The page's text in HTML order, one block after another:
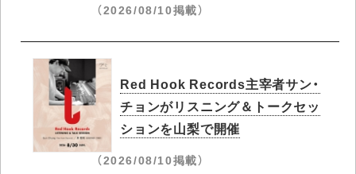
（2026/08/10掲載）
Red Hook Records主宰者サン・
チョンがリスニング＆トークセッ
ションを山梨で開催
（2026/08/10掲載）